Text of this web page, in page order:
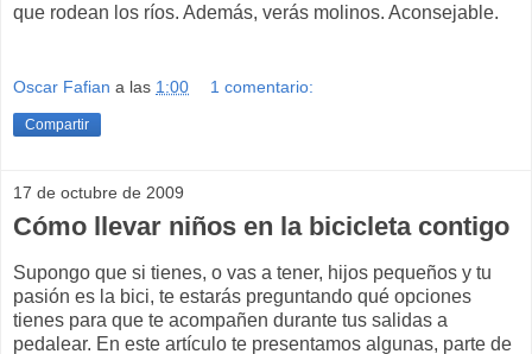
que rodean los ríos. Además, verás molinos. Aconsejable.
Oscar Fafian a las 1:00 1 comentario:
Compartir
17 de octubre de 2009
Cómo llevar niños en la bicicleta contigo
Supongo que si tienes, o vas a tener, hijos pequeños y tu
pasión es la bici, te estarás preguntando qué opciones
tienes para que te acompañen durante tus salidas a
pedalear. En este artículo te presentamos algunas, parte de